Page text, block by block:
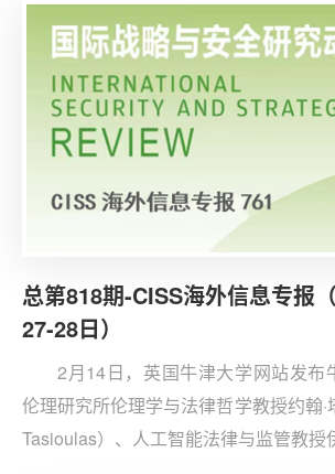
总第818期-CISS海外信息专报
27-28日）
2月14日，英国牛津大学网站发布
伦理研究所伦理学与法律哲学教授约翰
Tasioulas）、人工智能法律与监管教授